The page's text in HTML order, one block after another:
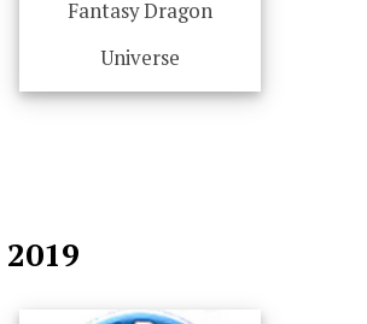
Fantasy Dragon
Universe
2019